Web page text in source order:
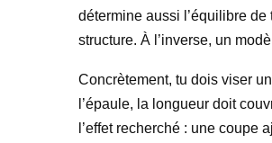
détermine aussi l’équilibre
structure. À l’inverse, un
Concrètement, tu dois viser
l’épaule, la longueur doit
l’effet recherché : une coupe